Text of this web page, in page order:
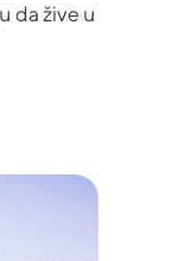
da žive u